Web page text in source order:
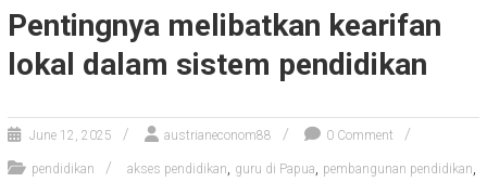
Pentingnya melibatkan kearifan
lokal dalam sistem pendidikan
June 12, 2025 austrianeconom88 0 Comment
pendidikan akses pendidikan, guru di Papua, pembangunan pendidikan,